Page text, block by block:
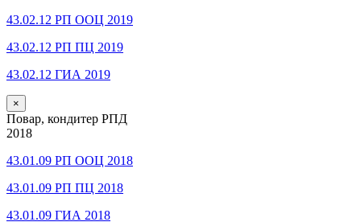
43.02.12 РП ООЦ 2019
43.02.12 РП ПЦ 2019
43.02.12 ГИА 2019
×
Повар, кондитер РПД
2018
43.01.09 РП ООЦ 2018
43.01.09 РП ПЦ 2018
43.01.09 ГИА 2018